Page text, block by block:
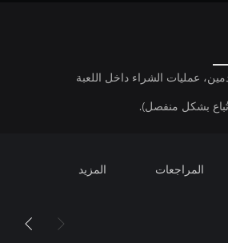
عمليات الشراء داخل اللعبة
بشكل منفصل).
المراجعات المزيد